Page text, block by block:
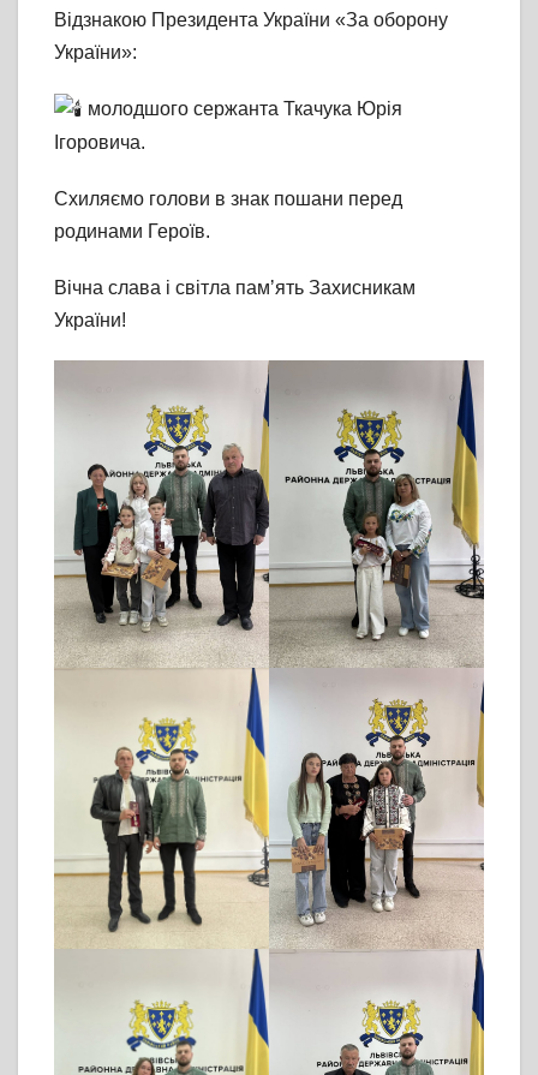
Відзнакою Президента України «За оборону
України»:
молодшого сержанта Ткачука Юрія
Ігоровича.
Схиляємо голови в знак пошани перед
родинами Героїв.
Вічна слава і світла памʼять Захисникам
України!